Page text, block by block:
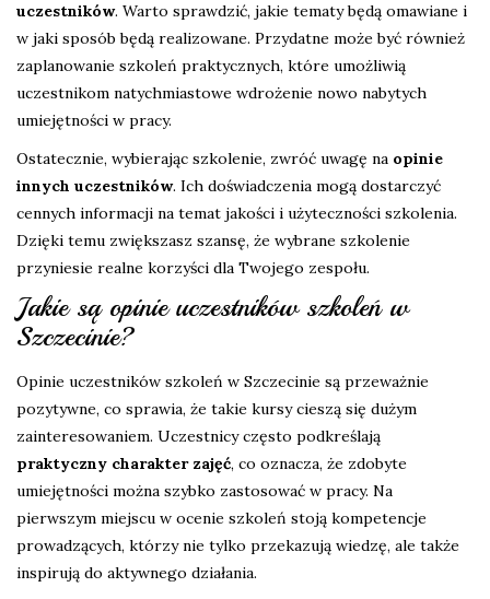
uczestników. Warto sprawdzić, jakie tematy będą omawiane i
w jaki sposób będą realizowane. Przydatne może być również
zaplanowanie szkoleń praktycznych, które umożliwią
uczestnikom natychmiastowe wdrożenie nowo nabytych
umiejętności w pracy.
Ostatecznie, wybierając szkolenie, zwróć uwagę na opinie
innych uczestników. Ich doświadczenia mogą dostarczyć
cennych informacji na temat jakości i użyteczności szkolenia.
Dzięki temu zwiększasz szansę, że wybrane szkolenie
przyniesie realne korzyści dla Twojego zespołu.
Jakie są opinie uczestników szkoleń w
Szczecinie?
Opinie uczestników szkoleń w Szczecinie są przeważnie
pozytywne, co sprawia, że takie kursy cieszą się dużym
zainteresowaniem. Uczestnicy często podkreślają
praktyczny charakter zajęć, co oznacza, że zdobyte
umiejętności można szybko zastosować w pracy. Na
pierwszym miejscu w ocenie szkoleń stoją kompetencje
prowadzących, którzy nie tylko przekazują wiedzę, ale także
inspirują do aktywnego działania.